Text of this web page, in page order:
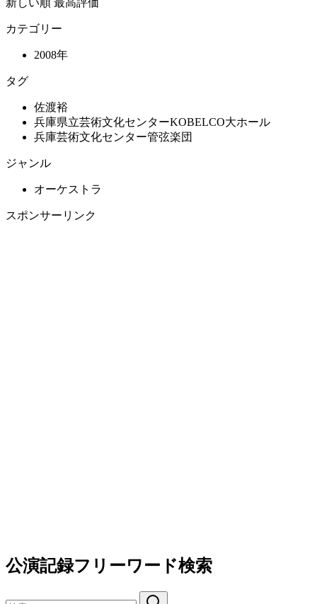
新しい順 最高評価
カテゴリー
2008年
タグ
佐渡裕
兵庫県立芸術文化センターKOBELCO大ホール
兵庫芸術文化センター管弦楽団
ジャンル
オーケストラ
スポンサーリンク
公演記録フリーワード検索